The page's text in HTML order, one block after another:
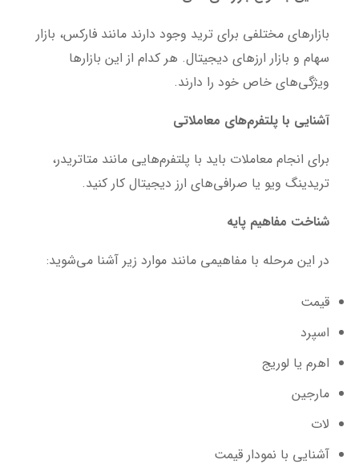
بازارهای مختلفی برای ترید وجود دارند مانند فارکس، بازار
سهام و بازار ارزهای دیجیتال. هر کدام از این بازارها
ویژگی‌های خاص خود را دارند.
آشنایی با پلتفرم‌های معاملاتی
برای انجام معاملات باید با پلتفرم‌هایی مانند متاتریدر،
تریدینگ ویو یا صرافی‌های ارز دیجیتال کار کنید.
شناخت مفاهیم پایه
در این مرحله با مفاهیمی مانند موارد زیر آشنا می‌شوید:
قیمت
اسپرد
اهرم یا لوریج
مارجین
لات
آشنایی با نمودار قیمت